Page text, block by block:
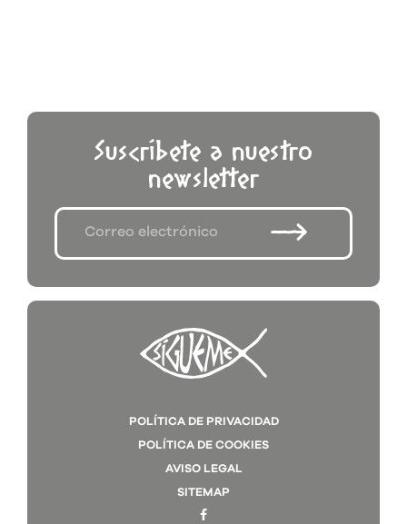
Suscríbete a nuestro
newsletter
POLÍTICA DE PRIVACIDAD
POLÍTICA DE COOKIES
AVISO LEGAL
SITEMAP